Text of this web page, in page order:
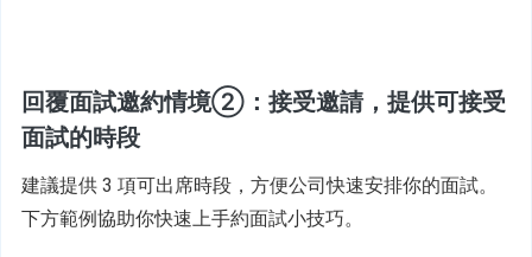
回覆面試邀約情境②：接受邀請，提供可接受
面試的時段
建議提供 3 項可出席時段，方便公司快速安排你的面試。
下方範例協助你快速上手約面試小技巧。